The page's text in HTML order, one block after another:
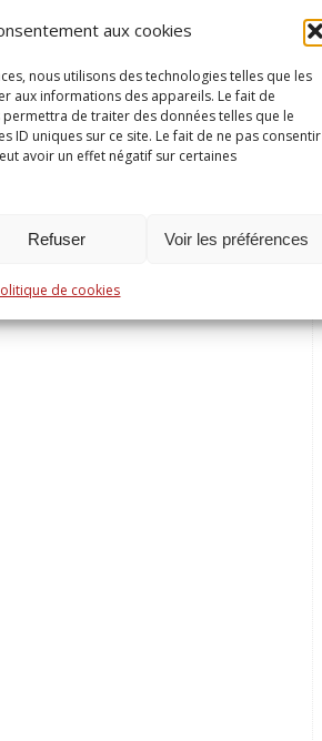
aux cookies
nous utilisons des technologies telles que les
aux informations des appareils. Le fait de
de traiter des données telles que le
ID uniques sur ce site. Le fait de ne pas consentir
avoir un effet négatif sur certaines
Refuser Voir les préférences
de cookies